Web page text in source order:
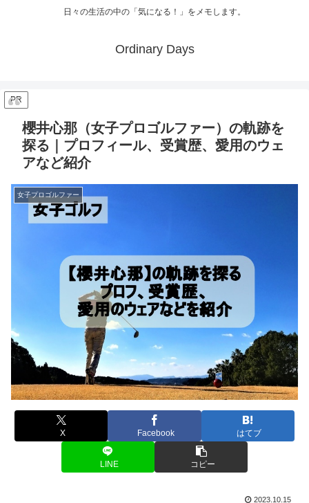
日々の生活の中の「気になる！」をメモします。
Ordinary Days
PR
櫻井心那（女子プロゴルファー）の軌跡を
探る｜プロフィール、受賞歴、愛用のウェ
アなど紹介
女子プロゴルファー
X Facebook はてブ
LINE コピー
2023.10.15